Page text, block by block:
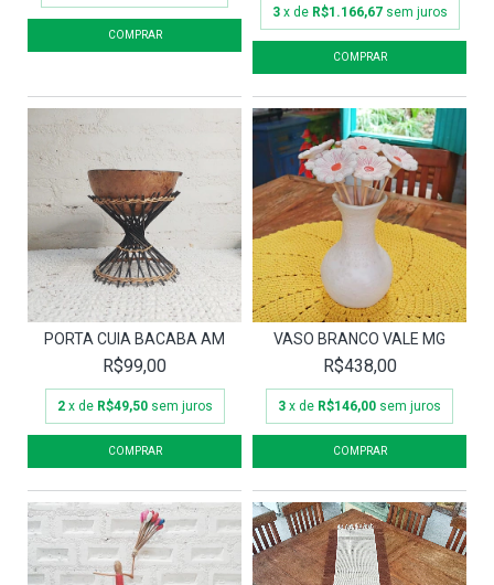
3 x de R$1.166,67 sem juros
PORTA CUIA BACABA AM
R$99,00
2 x de R$49,50 sem juros
VASO BRANCO VALE MG
R$438,00
3 x de R$146,00 sem juros